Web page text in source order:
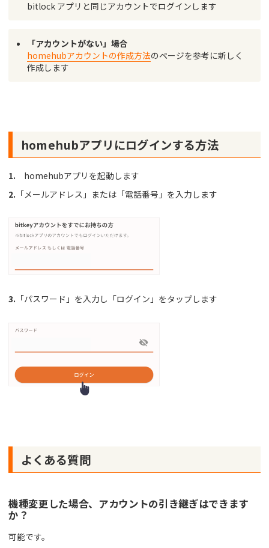
bitlock アプリと同じアカウントでログインします
「アカウントがない」場合
homehubアカウントの作成方法のページを参考に新しく
作成します
homehubアプリにログインする方法
1. homehubアプリを起動します
2. 「メールアドレス」または「電話番号」を入力します
3. 「パスワード」を入力し「ログイン」をタップします
よくある質問
機種変更した場合、アカウントの引き継ぎはできます
か？
可能です。